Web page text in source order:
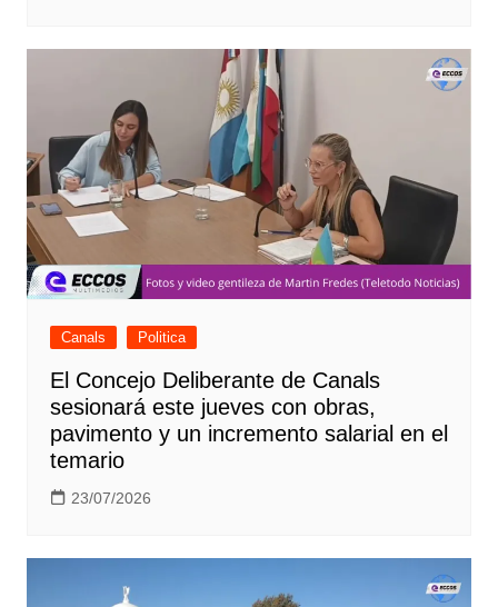
Canals Politica
El Concejo Deliberante de Canals
sesionará este jueves con obras,
pavimento y un incremento salarial en el
temario
23/07/2026